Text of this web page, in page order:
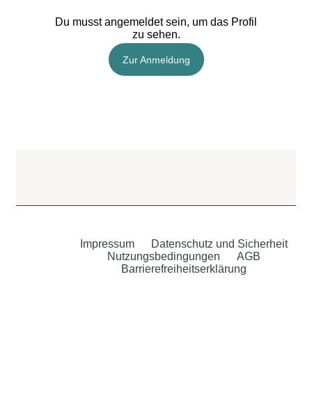
Du musst angemeldet sein, um das Profil
zu sehen.
Zur Anmeldung
Impressum
Datenschutz und Sicherheit
Nutzungsbedingungen
AGB
Barrierefreiheitserklärung